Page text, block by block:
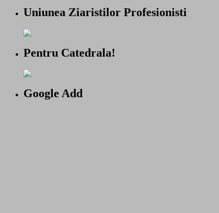
Uniunea Ziaristilor Profesionisti
Pentru Catedrala!
Google Add